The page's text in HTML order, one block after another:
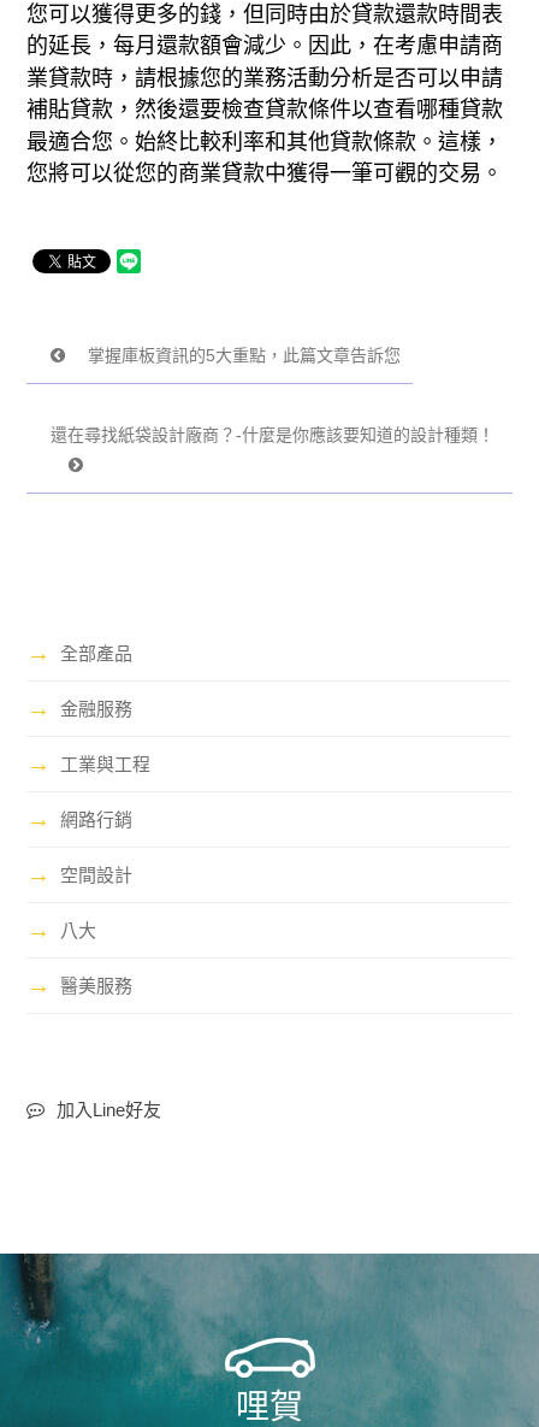
您可以獲得更多的錢，但同時由於貸款還款時間表
的延長，每月還款額會減少。因此，在考慮申請商
業貸款時，請根據您的業務活動分析是否可以申請
補貼貸款，然後還要檢查貸款條件以查看哪種貸款
最適合您。始終比較利率和其他貸款條款。這樣，
您將可以從您的商業貸款中獲得一筆可觀的交易。
掌握庫板資訊的5大重點，此篇文章告訴您
還在尋找紙袋設計廠商？-什麼是你應該要知道的設計種類！
→ 全部產品
→ 金融服務
→ 工業與工程
→ 網路行銷
→ 空間設計
→ 八大
→ 醫美服務
加入Line好友
哩賀